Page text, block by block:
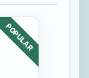
POPULAR